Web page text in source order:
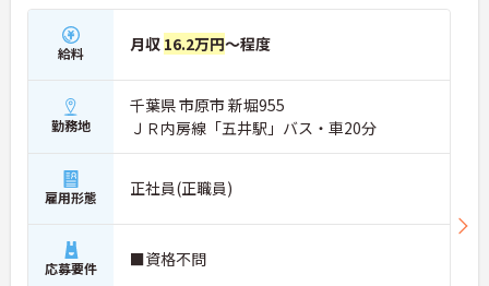
給料 月収 16.2万円～程度
勤務地
千葉県 市原市 新堀955
ＪＲ内房線「五井駅」バス・車20分
雇用形態 正社員(正職員)
応募要件 ■資格不問